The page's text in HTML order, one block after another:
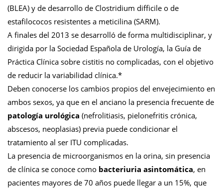
(BLEA) y de desarrollo de Clostridium difficile o de
estafilococos resistentes a meticilina (SARM).
A finales del 2013 se desarrolló de forma multidisciplinar, y
dirigida por la Sociedad Española de Urología, la Guía de
Práctica Clínica sobre cistitis no complicadas, con el objetivo
de reducir la variabilidad clínica.*
Deben conocerse los cambios propios del envejecimiento en
ambos sexos, ya que en el anciano la presencia frecuente de
patología urológica (nefrolitiasis, pielonefritis crónica,
abscesos, neoplasias) previa puede condicionar el
tratamiento al ser ITU complicadas.
La presencia de microorganismos en la orina, sin presencia
de clínica se conoce como bacteriuria asintomática, en
pacientes mayores de 70 años puede llegar a un 15%, que